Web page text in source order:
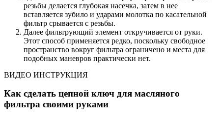
резьбы делается глубокая насечка, затем в нее
вставляется зубило и ударами молотка по касательной
фильтр срывается с резьбы.
Далее фильтрующий элемент откручивается от руки.
Этот способ применяется редко, поскольку свободное
пространство вокруг фильтра ограничено и места для
подобных маневров практически нет.
ВИДЕО ИНСТРУКЦИЯ
Как сделать цепной ключ для масляного
фильтра своими руками